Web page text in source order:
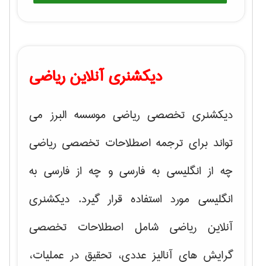
دیکشنری آنلاین ریاضی
دیکشنری تخصصی ریاضی موسسه البرز می
تواند برای ترجمه اصطلاحات تخصصی ریاضی
چه از انگلیسی به فارسی و چه از فارسی به
انگلیسی مورد استفاده قرار گیرد. دیکشنری
آنلاین ریاضی شامل اصطلاحات تخصصی
گرایش های آنالیز عددی، تحقیق در عملیات،